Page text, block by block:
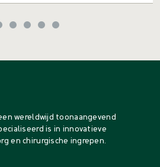
wereldwijd toonaangevend
is in innovatieve
en chirurgische ingrepen.